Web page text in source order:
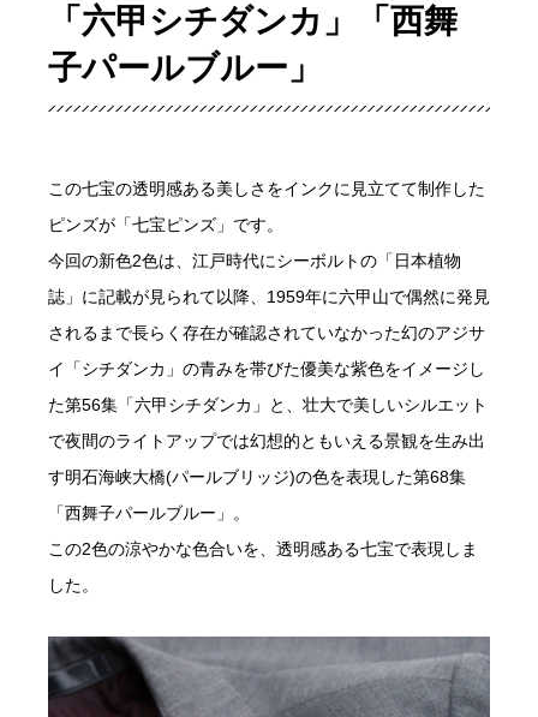
「六甲シチダンカ」「西舞
子パールブルー」
この七宝の透明感ある美しさをインクに見立てて制作した
ピンズが「七宝ピンズ」です。
今回の新色2色は、江戸時代にシーボルトの「日本植物
誌」に記載が見られて以降、1959年に六甲山で偶然に発見
されるまで長らく存在が確認されていなかった幻のアジサ
イ「シチダンカ」の青みを帯びた優美な紫色をイメージし
た第56集「六甲シチダンカ」と、壮大で美しいシルエット
で夜間のライトアップでは幻想的ともいえる景観を生み出
す明石海峡大橋(パールブリッジ)の色を表現した第68集
「西舞子パールブルー」。
この2色の涼やかな色合いを、透明感ある七宝で表現しま
した。